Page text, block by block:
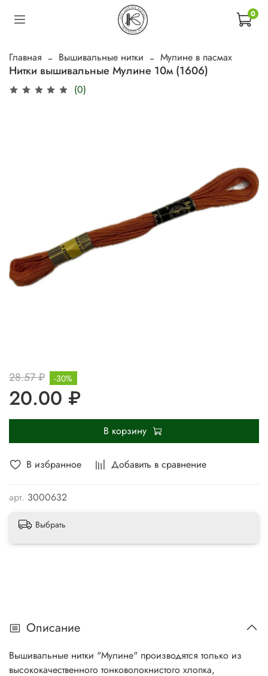
0
Главная Вышивальные нитки Мулине в пасмах
Нитки вышивальные Мулине 10м (1606)
(0)
В избранное Добавить в сравнение
арт. 3000632
28.57 ₽
20.00 ₽
-30%
В корзину
Выбрать
Описание
Вышивальные нитки "Мулине" производятся только из
высококачественного тонковолокнистого хлопка,